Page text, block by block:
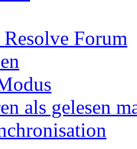
Forum
als gelesen